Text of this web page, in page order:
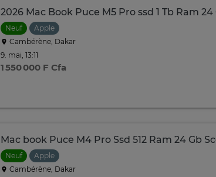
2026 Mac Book Puce M5 Pro ssd 1 Tb Ram 24
Neuf
Apple
Cambérène, Dakar
9. mai, 13:11
1 550 000 F Cfa
Mac book Puce M4 Pro Ssd 512 Ram 24 Gb
Neuf
Apple
Cambérène, Dakar